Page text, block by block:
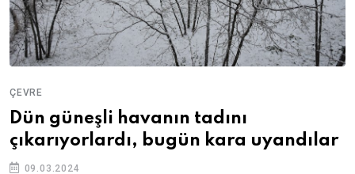
ÇEVRE
Dün güneşli havanın tadını
çıkarıyorlardı, bugün kara uyandılar
09.03.2024